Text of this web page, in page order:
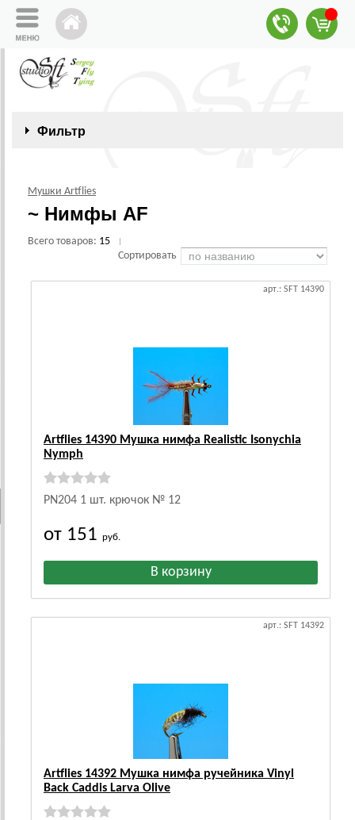
Фильтр
Мушки Artflies
~ Нимфы AF
Всего товаров: 15
Сортировать
арт.: SFT 14390
Artflies 14390 Мушка нимфа Realistic Isonychia
Nymph
PN204 1 шт. крючок № 12
от 151 руб.
арт.: SFT 14392
Artflies 14392 Мушка нимфа ручейника Vinyl
Back Caddis Larva Olive